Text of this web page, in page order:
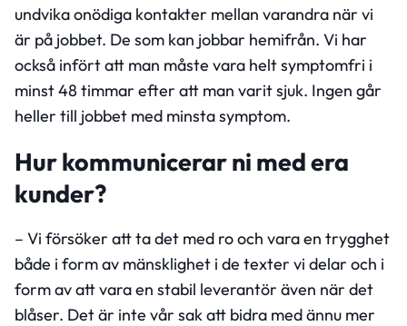
undvika onödiga kontakter mellan varandra när vi
är på jobbet. De som kan jobbar hemifrån. Vi har
också infört att man måste vara helt symptomfri i
minst 48 timmar efter att man varit sjuk. Ingen går
heller till jobbet med minsta symptom.
Hur kommunicerar ni med era
kunder?
– Vi försöker att ta det med ro och vara en trygghet
både i form av mänsklighet i de texter vi delar och i
form av att vara en stabil leverantör även när det
blåser. Det är inte vår sak att bidra med ännu mer